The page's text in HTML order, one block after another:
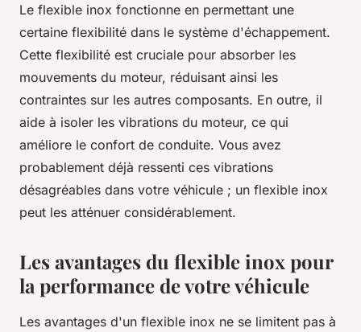
Le flexible inox fonctionne en permettant une
certaine flexibilité dans le système d'échappement.
Cette flexibilité est cruciale pour absorber les
mouvements du moteur, réduisant ainsi les
contraintes sur les autres composants. En outre, il
aide à isoler les vibrations du moteur, ce qui
améliore le confort de conduite. Vous avez
probablement déjà ressenti ces vibrations
désagréables dans votre véhicule ; un flexible inox
peut les atténuer considérablement.
Les avantages du flexible inox pour
la performance de votre véhicule
Les avantages d'un flexible inox ne se limitent pas à